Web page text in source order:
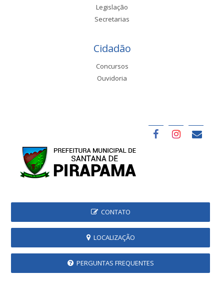
Legislação
Secretarias
Cidadão
Concursos
Ouvidoria
CONTATO
LOCALIZAÇÃO
PERGUNTAS FREQUENTES